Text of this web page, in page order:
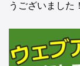
うございました！